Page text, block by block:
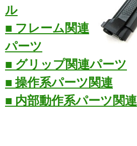
ル
■ フレーム関連
パーツ
■ グリップ関連パーツ
■ 操作系パーツ関連
■ 内部動作系パーツ関連